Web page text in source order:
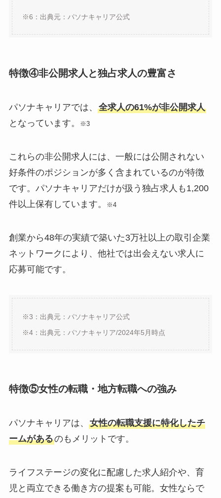
※6 ：出典元：パソナキャリア公式
特徴④非公開求人と独占求人の豊富さ
パソナキャリアでは、 全求人の61%が非公開求人
となっています。
※3
これらの非公開求人には、一般には公開されない
好条件のポジションが多く含まれているのが特徴
です。パソナキャリアだけが扱う独占求人も1,200
件以上保有しています。
※4
創業から48年の実績で築いた3万社以上の取引企業
ネットワークにより、他社では出会えない求人に
応募可能です。
※3：出典元：パソナキャリア公式
※4：出典元：パソナキャリア/2024年5月時点
特徴⑤女性の転職・地方転職への強み
パソナキャリアは、 女性の転職支援に特化したチ
ームがあるのもメリットです。
ライフステージの変化に配慮した求人紹介や、育
児と両立できる働き方の提案も可能。女性ならで